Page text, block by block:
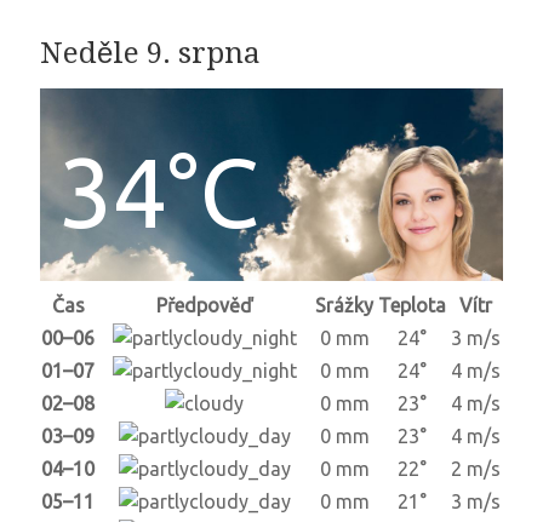
Neděle 9. srpna
34°C
Čas Předpověď Srážky Teplota
Vítr
00–06
0 mm 24°
3 m/s
01–07
0 mm 24°
4 m/s
02–08
0 mm 23°
4 m/s
03–09
0 mm 23°
4 m/s
04–10
0 mm 22°
2 m/s
05–11
0 mm 21°
3 m/s